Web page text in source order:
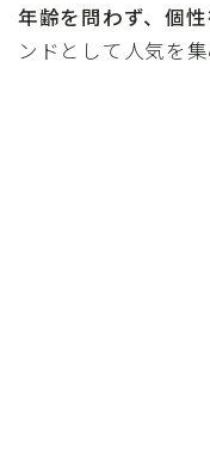
年齢を問わず、個
ンドとして人気を